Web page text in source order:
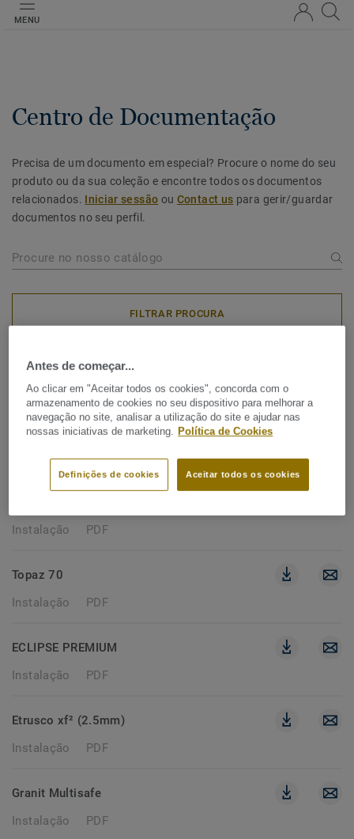
MENU
Centro de Documentação
Precisa de um documento em especial? Procure o nome do seu
produto ou da sua coleção e encontre todos os documentos
relacionados. Iniciar sessão ou Contact us para gerir/guardar
documentos no seu perfil.
FILTRAR PROCURA
237 documentos
INSTALAÇÃO
Instalação
PDF
Topaz 70
Instalação
PDF
ECLIPSE PREMIUM
Instalação
PDF
Etrusco xf² (2.5mm)
Instalação
PDF
Granit Multisafe
Instalação
PDF
Antes de começar...
Ao clicar em "Aceitar todos os cookies", concorda com o
armazenamento de cookies no seu dispositivo para melhorar a
navegação no site, analisar a utilização do site e ajudar nas
nossas iniciativas de marketing.
Política de Cookies
Aceitar todos os cookies
Definições de cookies